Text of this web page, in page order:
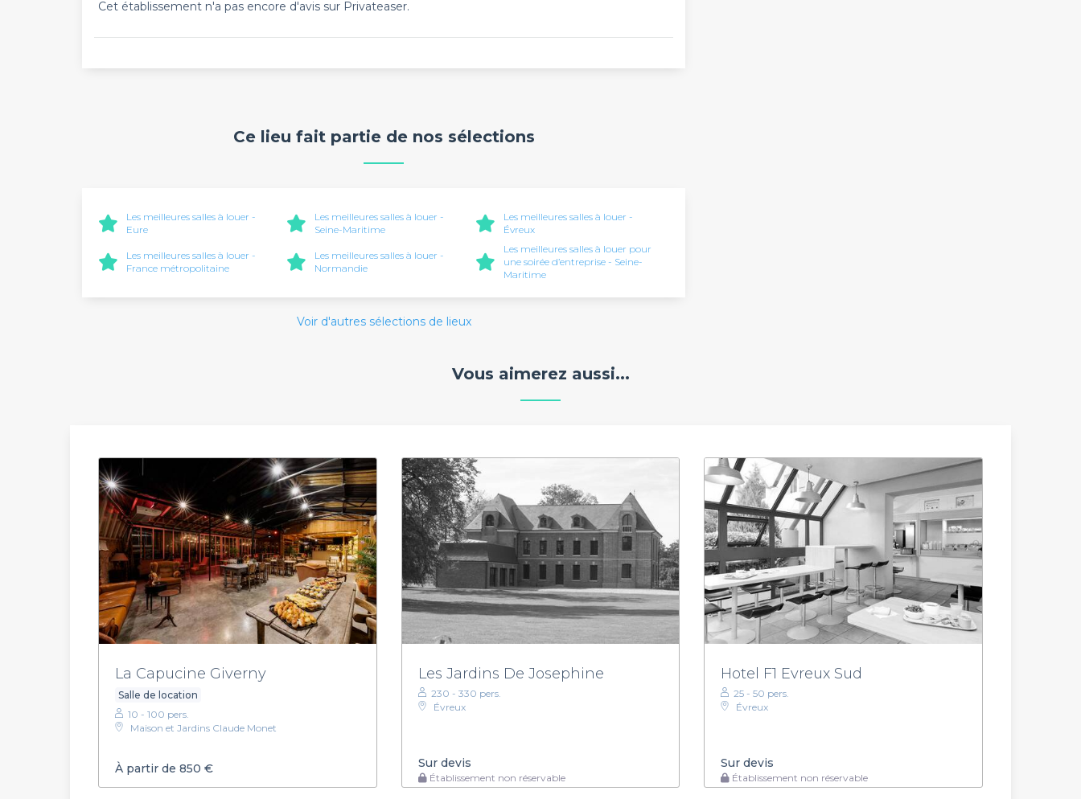
Cet établissement n'a pas encore d'avis sur Privateaser.
Ce lieu fait partie de nos sélections
Les meilleures salles à louer -
Eure
Les meilleures salles à louer -
Seine-Maritime
Les meilleures salles à louer -
Évreux
Les meilleures salles à louer -
France métropolitaine
Les meilleures salles à louer -
Normandie
Les meilleures salles à louer pour
une soirée d’entreprise - Seine-
Maritime
Voir d'autres sélections de lieux
Vous aimerez aussi...
La Capucine Giverny
Salle de location
10 - 100 pers.
Maison et Jardins Claude Monet
À partir de 850 €
Les Jardins De Josephine
230 - 330 pers.
Évreux
Sur devis
Établissement non réservable
Hotel F1 Evreux Sud
25 - 50 pers.
Évreux
Sur devis
Établissement non réservable